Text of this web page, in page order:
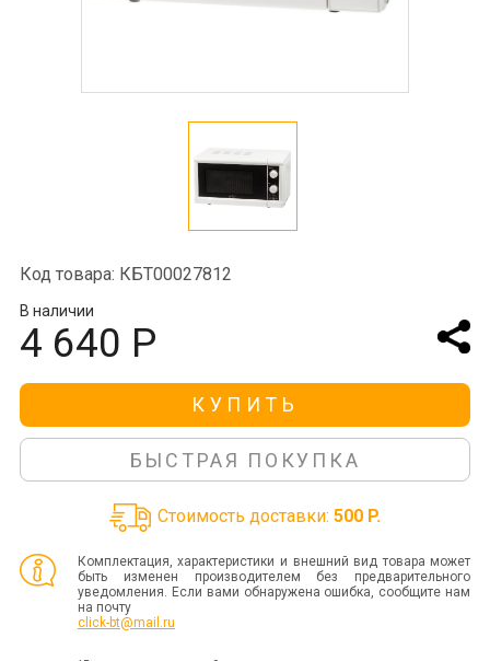
Код товара: КБТ00027812
В наличии
4 640 Р
КУПИТЬ
БЫСТРАЯ ПОКУПКА
Стоимость доставки: 500 P.
Комплектация, характеристики и внешний вид товара может
быть изменен производителем без предварительного
уведомления. Если вами обнаружена ошибка, сообщите нам
на почту
click-bt@mail.ru